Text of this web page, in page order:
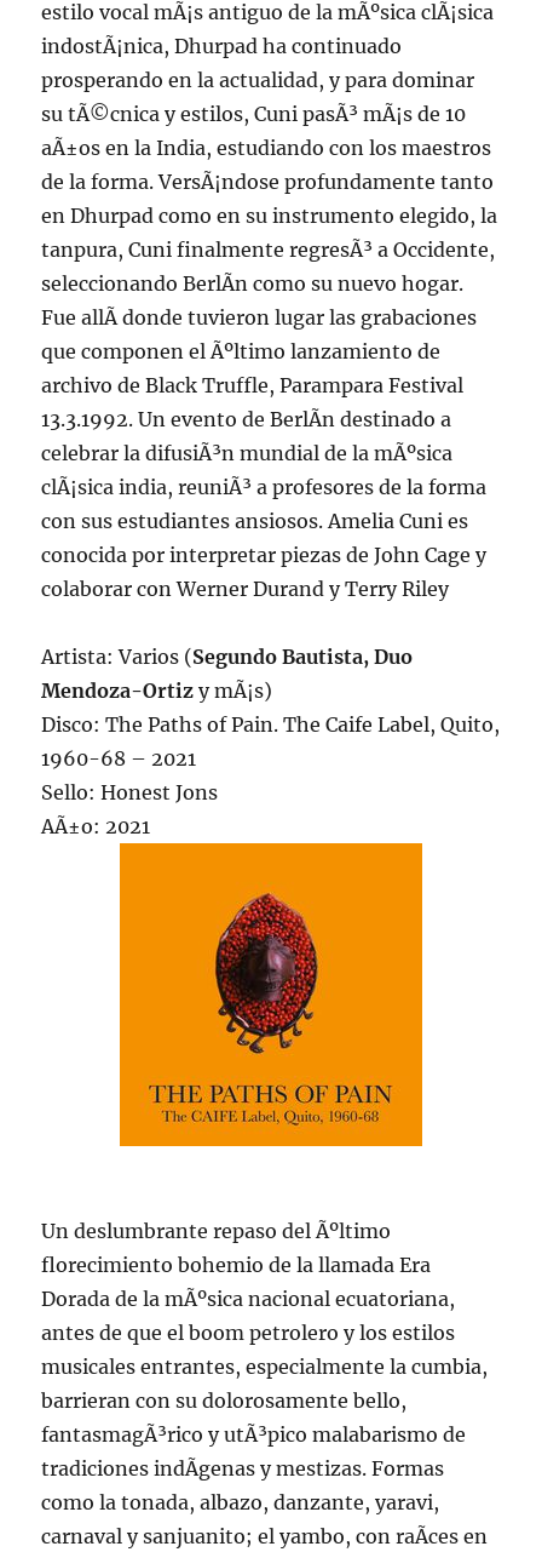
estilo vocal mÃ¡s antiguo de la mÃºsica clÃ¡sica
indostÃ¡nica, Dhurpad ha continuado
prosperando en la actualidad, y para dominar
su tÃ©cnica y estilos, Cuni pasÃ³ mÃ¡s de 10
aÃ±os en la India, estudiando con los maestros
de la forma. VersÃ¡ndose profundamente tanto
en Dhurpad como en su instrumento elegido, la
tanpura, Cuni finalmente regresÃ³ a Occidente,
seleccionando BerlÃ­n como su nuevo hogar.
Fue allÃ­ donde tuvieron lugar las grabaciones
que componen el Ãºltimo lanzamiento de
archivo de Black Truffle, Parampara Festival
13.3.1992. Un evento de BerlÃ­n destinado a
celebrar la difusiÃ³n mundial de la mÃºsica
clÃ¡sica india, reuniÃ³ a profesores de la forma
con sus estudiantes ansiosos. Amelia Cuni es
conocida por interpretar piezas de John Cage y
colaborar con Werner Durand y Terry Riley
Artista: Varios (Segundo Bautista, Duo
Mendoza-Ortizy mÃ¡s)
Disco: The Paths of Pain. The Caife Label, Quito,
1960-68 – 2021
Sello: Honest Jons
AÃ±o: 2021
Un deslumbrante repaso del Ãºltimo
florecimiento bohemio de la llamada Era
Dorada de la mÃºsica nacional ecuatoriana,
antes de que el boom petrolero y los estilos
musicales entrantes, especialmente la cumbia,
barrieran con su dolorosamente bello,
fantasmagÃ³rico y utÃ³pico malabarismo de
tradiciones indÃ­genas y mestizas. Formas
como la tonada, albazo, danzante, yaravi,
carnaval y sanjuanito; el yambo, con raÃ­ces en